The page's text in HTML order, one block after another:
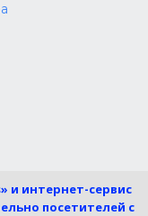
и интернет-сервис
посетителей с